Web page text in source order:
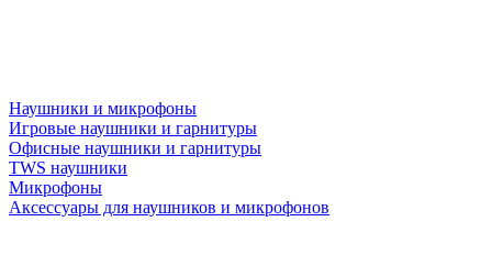
Наушники и микрофоны
Игровые наушники и гарнитуры
Офисные наушники и гарнитуры
TWS наушники
Микрофоны
Аксессуары для наушников и микрофонов